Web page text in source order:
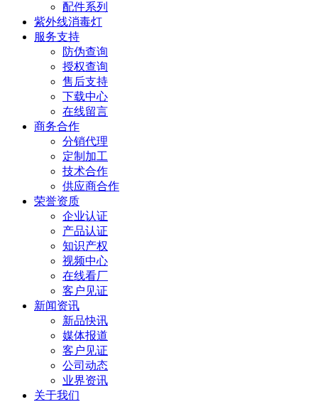
配件系列
紫外线消毒灯
服务支持
防伪查询
授权查询
售后支持
下载中心
在线留言
商务合作
分销代理
定制加工
技术合作
供应商合作
荣誉资质
企业认证
产品认证
知识产权
视频中心
在线看厂
客户见证
新闻资讯
新品快讯
媒体报道
客户见证
公司动态
业界资讯
关于我们